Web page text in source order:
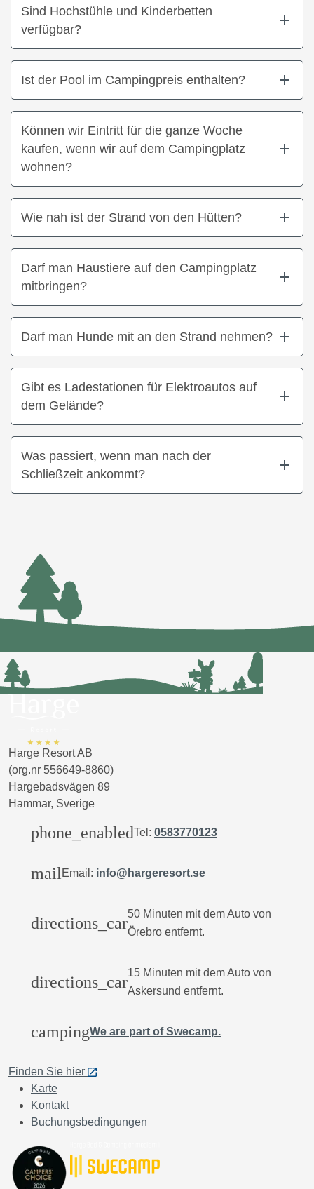
Sind Hochstühle und Kinderbetten
verfügbar?
Ist der Pool im Campingpreis enthalten?
Können wir Eintritt für die ganze Woche
kaufen, wenn wir auf dem Campingplatz
wohnen?
Wie nah ist der Strand von den Hütten?
Darf man Haustiere auf den Campingplatz
mitbringen?
Darf man Hunde mit an den Strand nehmen?
Gibt es Ladestationen für Elektroautos auf
dem Gelände?
Was passiert, wenn man nach der
Schließzeit ankommt?
Harge Resort AB
(org.nr 556649-8860)
Hargebadsvägen 89
Hammar, Sverige
phone_enabledTel: 0583770123
mail Email: info@hargeresort.se
directions_car
50 Minuten mit dem Auto von
Örebro entfernt.
directions_car
15 Minuten mit dem Auto von
Askersund entfernt.
campingWe are part of Swecamp.
Finden Sie hier
Karte
Kontakt
Buchungsbedingungen